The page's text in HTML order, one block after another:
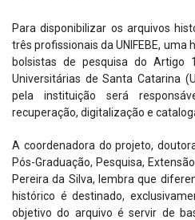
Para disponibilizar os arquivos
três profissionais da UNIFEBE,
bolsistas de pesquisa do Artigo
Universitárias de Santa Catarina
pela instituição será
recuperação, digitalização e
A coordenadora do projeto,
Pós-Graduação, Pesquisa,
Pereira da Silva, lembra que
histórico é destinado,
objetivo do arquivo é servir de